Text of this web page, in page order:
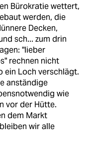
Bürokratie wettert,
werden, die
Decken,
sch... zum drin
"lieber
rechnen nicht
ein Loch verschlägt.
anständige
wie
vor der Hütte.
dem Markt
wir alle